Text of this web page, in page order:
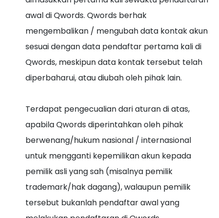
awal di Qwords. Qwords berhak
mengembalikan / mengubah data kontak akun
sesuai dengan data pendaftar pertama kali di
Qwords, meskipun data kontak tersebut telah
diperbaharui, atau diubah oleh pihak lain.
Terdapat pengecualian dari aturan di atas,
apabila Qwords diperintahkan oleh pihak
berwenang/hukum nasional / internasional
untuk mengganti kepemilikan akun kepada
pemilik asli yang sah (misalnya pemilik
trademark/hak dagang), walaupun pemilik
tersebut bukanlah pendaftar awal yang